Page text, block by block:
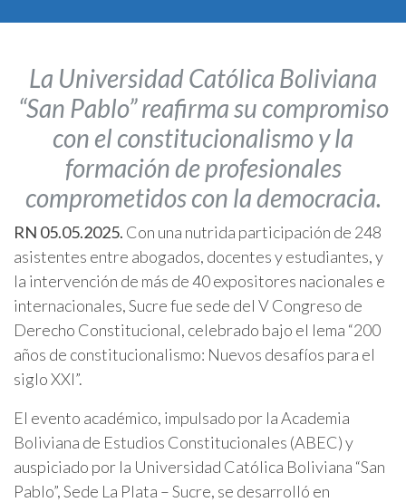
ONRES U.C.B.
La Universidad Católica Boliviana
“San Pablo” reafirma su compromiso
con el constitucionalismo y la
formación de profesionales
comprometidos con la democracia.
RN 05.05.2025. Con una nutrida participación de 248
asistentes entre abogados, docentes y estudiantes, y
la intervención de más de 40 expositores nacionales e
internacionales, Sucre fue sede del V Congreso de
Derecho Constitucional, celebrado bajo el lema “200
años de constitucionalismo: Nuevos desafíos para el
siglo XXI”.
El evento académico, impulsado por la Academia
Boliviana de Estudios Constitucionales (ABEC) y
auspiciado por la Universidad Católica Boliviana “San
Pablo”, Sede La Plata – Sucre, se desarrolló en